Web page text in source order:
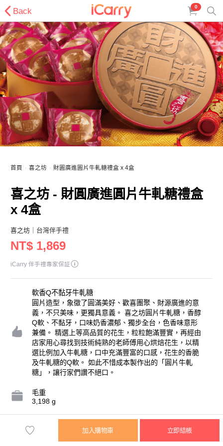
Back 0
首頁 喜之坊 財圓廣進圓片牛軋糖禮盒 x 4盒
喜之坊 - 財圓廣進圓片牛軋糖禮盒
x 4盒
喜之坊 ｜台灣伴手禮
NT$ 1,869
iCarry 伴手禮專家保証
軟香Q不黏牙牛軋糖
圓片造型，象徵了圓滿美好、歡喜團聚、財源廣進的意
義，不只美味，更獨具意義。 喜之坊圓片牛軋糖，香醇
Q軟、不黏牙，口味奶香濃郁、獨步全台，色香味意形
兼備。 精選上等高品質的花生，粒粒飽滿豐實，再經由
店家用心尋找到技術純熟的老師傅用心烘焙花生，以精
選比例加入牛軋糖，口中充滿豐富的口感，花生的香脆
及牛軋糖的Q軟。 如此不惜成本製作出的「圓片牛軋
糖」，讓行家們讚不絕口。
毛重
3,198 g
保存天數
30 天
加入購物車 立即結帳